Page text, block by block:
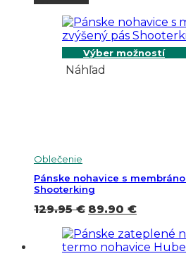
Výber možností
Náhľad
Oblečenie
Pánske nohavice s
Shooterking
129.95€ Pôvodná
bola:
129.95 €.
89.90 €Aktuálna
je:
89.90 €.